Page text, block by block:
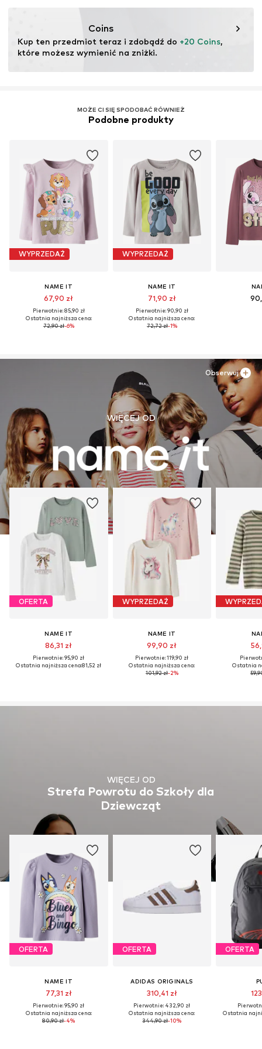
Ten produkt zawiera materiały organiczne, których
ekosystemów poprzez rolnictwo ekologiczne poprzez
rezygnację z modyfikacji genetycznych oraz ograniczenie
zużycia wody i nawozów chemicznych.
Coins
Kup ten przedmiot teraz i zdobądź do +20 Coins,
które możesz wymienić na zniżki.
MOŻE CI SIĘ SPODOBAĆ RÓWNIEŻ
Podobne produkty
WYPRZEDAŻ
NAME IT
67,90 zł
Pierwotnie: 85,90 zł
Ostatnia najniższa cena:
72,90 zł-6%
WYPRZEDAŻ
NAME IT
71,90 zł
Pierwotnie: 90,90 zł
Ostatnia najniższa cena:
72,72 zł-1%
WIĘCEJ OD
OFERTA
NAME IT
86,31 zł
Pierwotnie: 95,90 zł
Ostatnia najniższa cena:81,52 zł
WYPRZEDAŻ
NAME IT
99,90 zł
Pierwotnie: 119,90 zł
Ostatnia najniższa cena:
101,92 zł-2%
Ostatnia
Obserwuj
WIĘCEJ OD
Strefa Powrotu do Szkoły dla
Dziewcząt
OFERTA
NAME IT
77,31 zł
Pierwotnie: 95,90 zł
Ostatnia najniższa cena:
80,90 zł-4%
OFERTA
ADIDAS ORIGINALS
310,41 zł
Pierwotnie: 432,90 zł
Ostatnia najniższa cena:
344,90 zł-10%
OFERTA
Ostatnia